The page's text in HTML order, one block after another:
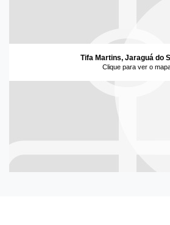
Tifa Martins, Jaraguá do
Clique para ver o